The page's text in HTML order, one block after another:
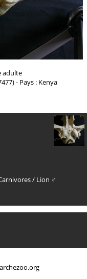
adulte
- Pays : Kenya
/ Lion ♂